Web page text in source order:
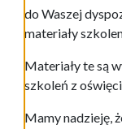
do Waszej
materiały
Materiały te są
szkoleń z
Mamy nadzieję,